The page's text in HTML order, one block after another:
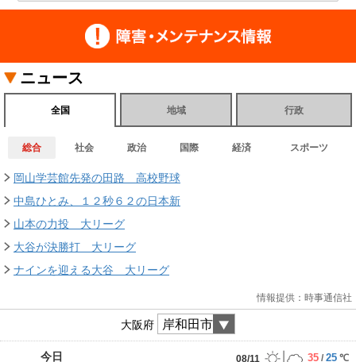
ニュース
全国 地域 行政
総合 社会 政治 国際 経済 スポーツ
岡山学芸館先発の田路 高校野球
中島ひとみ、１２秒６２の日本新
山本の力投 大リーグ
大谷が決勝打 大リーグ
ナインを迎える大谷 大リーグ
情報提供：時事通信社
大阪府
今日 08/11 35 /25 ℃